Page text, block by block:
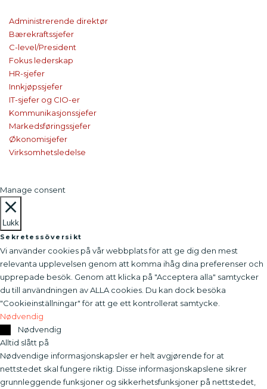
Administrerende direktør
Bærekraftssjefer
C-level/President
Fokus lederskap
HR-sjefer
Innkjøpssjefer
IT-sjefer og CIO-er
Kommunikasjonssjefer
Markedsføringssjefer
Økonomisjefer
Virksomhetsledelse
Manage consent
Lukk
Sekretessöversikt
Vi använder cookies på vår webbplats för att ge dig den mest
relevanta upplevelsen genom att komma ihåg dina preferenser och
upprepade besök. Genom att klicka på "Acceptera alla" samtycker
du till användningen av ALLA cookies. Du kan dock besöka
"Cookieinställningar" för att ge ett kontrollerat samtycke.
Nødvendig
Nødvendig
Alltid slått på
Nødvendige informasjonskapsler er helt avgjørende for at
nettstedet skal fungere riktig. Disse informasjonskapslene sikrer
grunnleggende funksjoner og sikkerhetsfunksjoner på nettstedet,